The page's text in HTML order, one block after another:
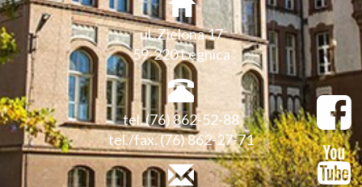
ul. Zielona 17
59-220 Legnica
tel. (76) 862-52-88
tel./fax. (76) 862-27-71